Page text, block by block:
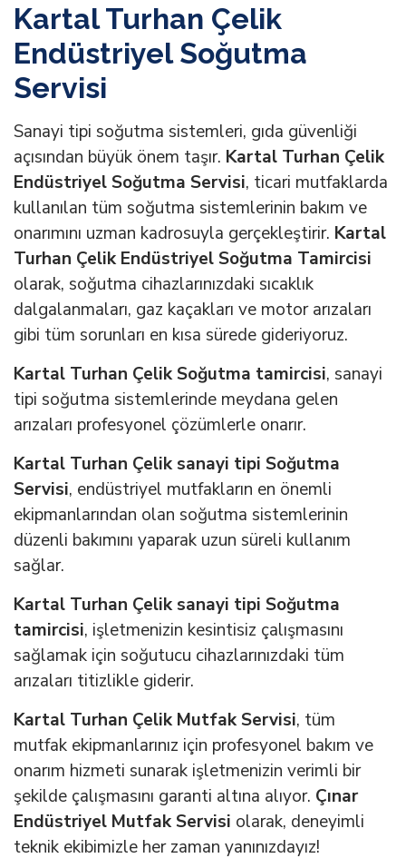
Kartal Turhan Çelik
Endüstriyel Soğutma
Servisi
Sanayi tipi soğutma sistemleri, gıda güvenliği
açısından büyük önem taşır. Kartal Turhan Çelik
Endüstriyel Soğutma Servisi, ticari mutfaklarda
kullanılan tüm soğutma sistemlerinin bakım ve
onarımını uzman kadrosuyla gerçekleştirir. Kartal
Turhan Çelik Endüstriyel Soğutma Tamircisi
olarak, soğutma cihazlarınızdaki sıcaklık
dalgalanmaları, gaz kaçakları ve motor arızaları
gibi tüm sorunları en kısa sürede gideriyoruz.
Kartal Turhan Çelik Soğutma tamircisi, sanayi
tipi soğutma sistemlerinde meydana gelen
arızaları profesyonel çözümlerle onarır.
Kartal Turhan Çelik sanayi tipi Soğutma
Servisi, endüstriyel mutfakların en önemli
ekipmanlarından olan soğutma sistemlerinin
düzenli bakımını yaparak uzun süreli kullanım
sağlar.
Kartal Turhan Çelik sanayi tipi Soğutma
tamircisi, işletmenizin kesintisiz çalışmasını
sağlamak için soğutucu cihazlarınızdaki tüm
arızaları titizlikle giderir.
Kartal Turhan Çelik Mutfak Servisi, tüm
mutfak ekipmanlarınız için profesyonel bakım ve
onarım hizmeti sunarak işletmenizin verimli bir
şekilde çalışmasını garanti altına alıyor. Çınar
Endüstriyel Mutfak Servisi olarak, deneyimli
teknik ekibimizle her zaman yanınızdayız!